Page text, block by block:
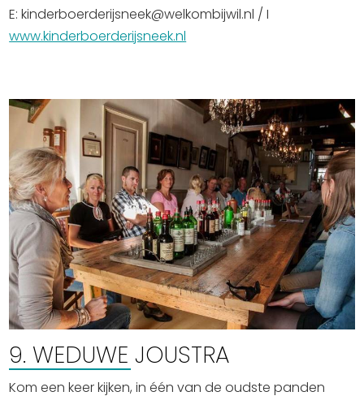
E: kinderboerderijsneek@welkombijwil.nl / I
www.kinderboerderijsneek.nl
9. WEDUWE JOUSTRA
Kom een keer kijken, in één van de oudste panden